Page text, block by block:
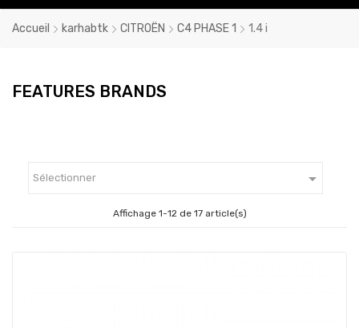
250DT D'ACHATS
Accueil karhabtk CITROËN C4 PHASE 1 1.4 i
FEATURES BRANDS
Sélectionner 
Affichage 1-12 de 17 article(s)